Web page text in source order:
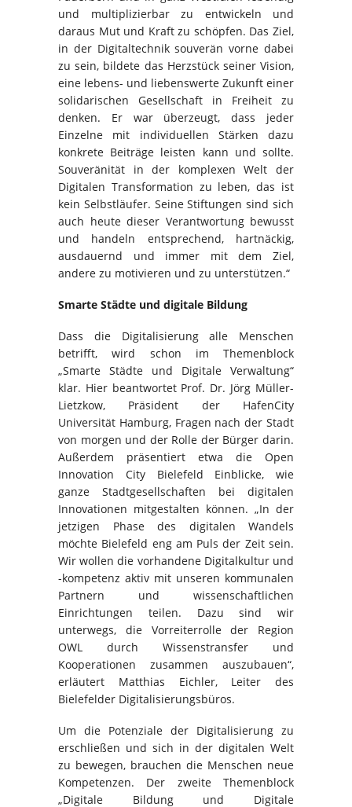
und multiplizierbar zu entwickeln und
daraus Mut und Kraft zu schöpfen. Das Ziel,
in der Digitaltechnik souverän vorne dabei
zu sein, bildete das Herzstück seiner Vision,
eine lebens- und liebenswerte Zukunft einer
solidarischen Gesellschaft in Freiheit zu
denken. Er war überzeugt, dass jeder
Einzelne mit individuellen Stärken dazu
konkrete Beiträge leisten kann und sollte.
Souveränität in der komplexen Welt der
Digitalen Transformation zu leben, das ist
kein Selbstläufer. Seine Stiftungen sind sich
auch heute dieser Verantwortung bewusst
und handeln entsprechend, hartnäckig,
ausdauernd und immer mit dem Ziel,
andere zu motivieren und zu unterstützen.“
Smarte Städte und digitale Bildung
Dass die Digitalisierung alle Menschen
betrifft, wird schon im Themenblock
„Smarte Städte und Digitale Verwaltung“
klar. Hier beantwortet Prof. Dr. Jörg Müller-
Lietzkow, Präsident der HafenCity
Universität Hamburg, Fragen nach der Stadt
von morgen und der Rolle der Bürger darin.
Außerdem präsentiert etwa die Open
Innovation City Bielefeld Einblicke, wie
ganze Stadtgesellschaften bei digitalen
Innovationen mitgestalten können. „In der
jetzigen Phase des digitalen Wandels
möchte Bielefeld eng am Puls der Zeit sein.
Wir wollen die vorhandene Digitalkultur und
-kompetenz aktiv mit unseren kommunalen
Partnern und wissenschaftlichen
Einrichtungen teilen. Dazu sind wir
unterwegs, die Vorreiterrolle der Region
OWL durch Wissenstransfer und
Kooperationen zusammen auszubauen“,
erläutert Matthias Eichler, Leiter des
Bielefelder Digitalisierungsbüros.
Um die Potenziale der Digitalisierung zu
erschließen und sich in der digitalen Welt
zu bewegen, brauchen die Menschen neue
Kompetenzen. Der zweite Themenblock
„Digitale Bildung und Digitale